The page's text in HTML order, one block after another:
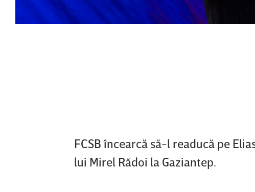
FCSB încearcă să-l readucă pe
lui Mirel Rădoi la Gaziantep.